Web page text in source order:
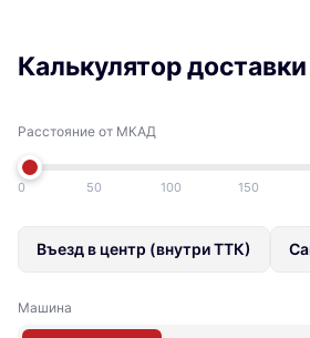
Калькулятор доставки
Расстояние от МКАД
0 50 100 150
Въезд в центр (внутри ТТК)
Машина